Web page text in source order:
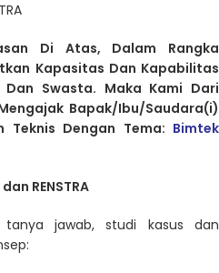
Di Atas, Dalam Rangka
Kapasitas Dan Kapabilitas
Swasta. Maka Kami Dari
Bapak/Ibu/Saudara(i)
Teknis Dengan Tema: Bimtek
RENSTRA
tanya jawab, studi kasus dan